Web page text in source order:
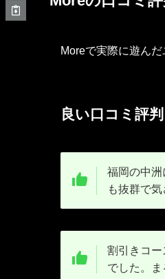
Moreで実際に遊ん
良い口コミ評判
福岡の中
も抜群で
割引きコ
でした。